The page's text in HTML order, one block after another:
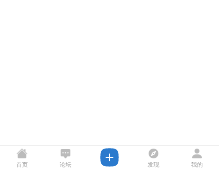
首页 论坛 发现 我的